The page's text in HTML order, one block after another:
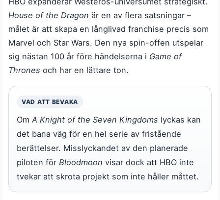
House of the Dragon är en av flera satsningar –
målet är att skapa en långlivad franchise precis som
Marvel och Star Wars. Den nya spin-offen utspelar
sig nästan 100 år före händelserna i Game of
Thrones och har en lättare ton.
VAD ATT BEVAKA
Om A Knight of the Seven Kingdoms lyckas kan
det bana väg för en hel serie av fristående
berättelser. Misslyckandet av den planerade
piloten för Bloodmoon visar dock att HBO inte
tvekar att skrota projekt som inte håller måttet.